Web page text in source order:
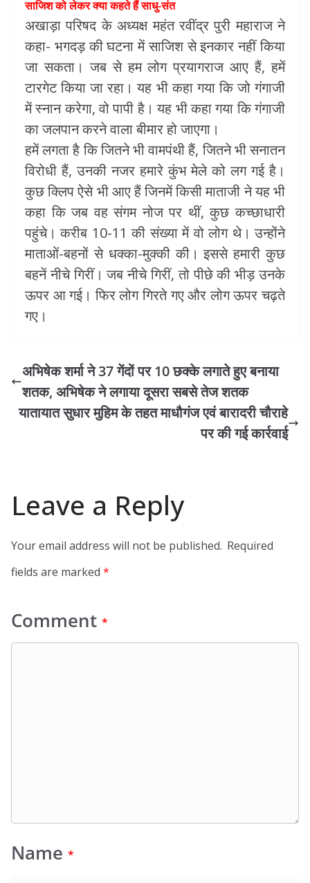
साजिश को लेकर क्या कहते हैं साधु-संत
अखाड़ा परिषद के अध्यक्ष महंत रवींद्र पुरी महाराज ने
कहा- भगदड़ की घटना में साजिश से इनकार नहीं किया
जा सकता। जब से हम लोग प्रयागराज आए हैं, हमें
टारगेट किया जा रहा। यह भी कहा गया कि जो गंगाजी
में स्नान करेगा, वो पापी है। यह भी कहा गया कि गंगाजी
का जलपान करने वाला बीमार हो जाएगा।
हमें लगता है कि जितने भी वामपंथी हैं, जितने भी सनातन
विरोधी हैं, उनकी नजर हमारे कुंभ मेले को लग गई है।
कुछ क्लिप ऐसे भी आए हैं जिनमें किसी माताजी ने यह भी
कहा कि जब वह संगम नोज पर थीं, कुछ कच्छाधारी
पहुंचे। करीब 10-11 की संख्या में वो लोग थे। उन्होंने
माताओं-बहनों से धक्का-मुक्की की। इससे हमारी कुछ
बहनें नीचे गिरीं। जब नीचे गिरीं, तो पीछे की भीड़ उनके
ऊपर आ गई। फिर लोग गिरते गए और लोग ऊपर चढ़ते
गए।
अभिषेक शर्मा ने 37 गेंदों पर 10 छक्के लगाते हुए बनाया
शतक, अभिषेक ने लगाया दूसरा सबसे तेज शतक
यातायात सुधार मुहिम के तहत माधौगंज एवं बारादरी चौराहे
पर की गई कार्रवाई
Leave a Reply
Your email address will not be published. Required
fields are marked *
Comment *
Name *